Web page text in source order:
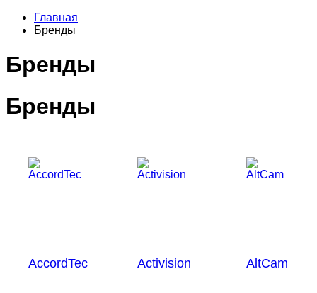
Главная
Бренды
Бренды
Бренды
AccordTec Activision AltCam